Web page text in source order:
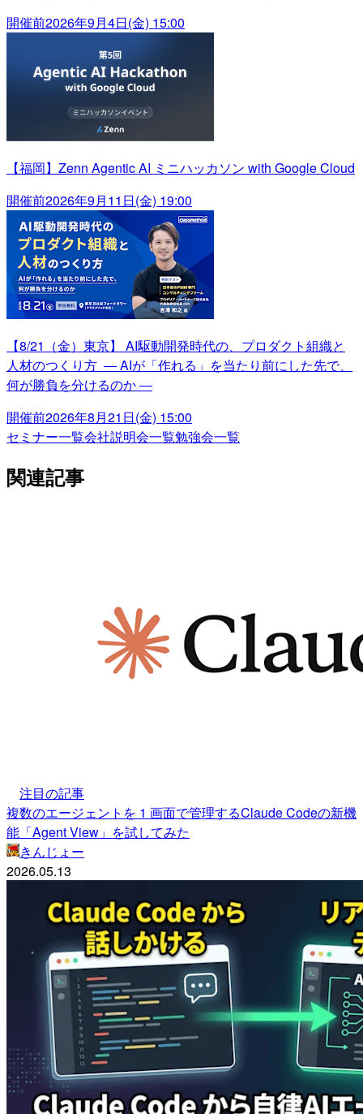
開催前2026年9月4日(金) 15:00
【福岡】Zenn Agentic AI ミニハッカソン with Google Cloud
開催前2026年9月11日(金) 19:00
【8/21（金）東京】 AI駆動開発時代の、プロダクト組織と
人材のつくり方 ― AIが「作れる」を当たり前にした先で、
何が勝負を分けるのか ―
開催前2026年8月21日(金) 15:00
セミナー一覧会社説明会一覧勉強会一覧
関連記事
注目の記事
複数のエージェントを 1 画面で管理するClaude Codeの新機
能「Agent View」を試してみた
きんじょー
2026.05.13